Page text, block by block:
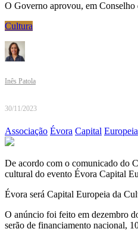
O Governo aprovou, em Conselho
Cultura
Inês Patola
30/11/2023
Associação Évora Capital Europeia
De acordo com o comunicado do
cultural do evento Évora Capital
Évora será Capital Europeia da
O anúncio foi feito em dezembro
serão de financiamento nacional,